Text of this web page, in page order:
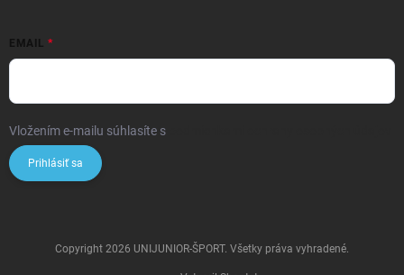
EMAIL
Vložením e-mailu súhlasíte s
Prihlásiť sa
Copyright 2026 UNIJUNIOR-ŠPORT. Všetky práva vyhradené.